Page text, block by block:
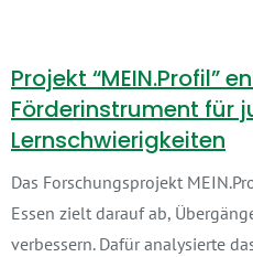
Projekt “MEIN.Profil”
Förderinstrument für
Lernschwierigkeiten
Das Forschungsprojekt
Essen zielt darauf ab,
verbessern. Dafür analysierte